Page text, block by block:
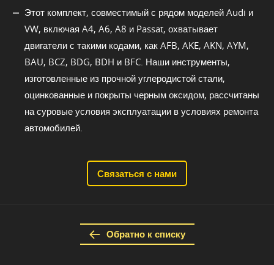
Этот комплект, совместимый с рядом моделей Audi и
VW, включая A4, A6, A8 и Passat, охватывает
двигатели с такими кодами, как AFB, AKE, AKN, AYM,
BAU, BCZ, BDG, BDH и BFC. Наши инструменты,
изготовленные из прочной углеродистой стали,
оцинкованные и покрыты черным оксидом, рассчитаны
на суровые условия эксплуатации в условиях ремонта
автомобилей.
Связаться с нами
Обратно к списку